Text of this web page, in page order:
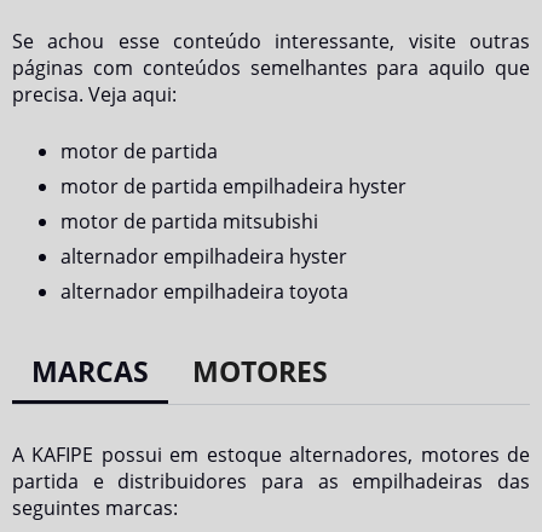
Se achou esse conteúdo interessante, visite outras
páginas com conteúdos semelhantes para aquilo que
precisa. Veja aqui:
motor de partida
motor de partida empilhadeira hyster
motor de partida mitsubishi
alternador empilhadeira hyster
alternador empilhadeira toyota
MARCAS MOTORES
A KAFIPE possui em estoque alternadores, motores de
partida e distribuidores para as empilhadeiras das
seguintes marcas: